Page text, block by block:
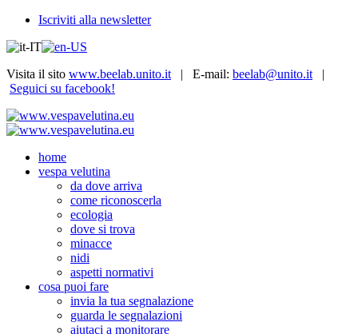
Iscriviti alla newsletter
Visita il sito www.beelab.unito.it | E-mail: beelab@unito.it |
Seguici su facebook!
home
vespa velutina
da dove arriva
come riconoscerla
ecologia
dove si trova
minacce
nidi
aspetti normativi
cosa puoi fare
invia la tua segnalazione
guarda le segnalazioni
aiutaci a monitorare